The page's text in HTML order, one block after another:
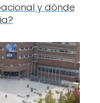
y dónde